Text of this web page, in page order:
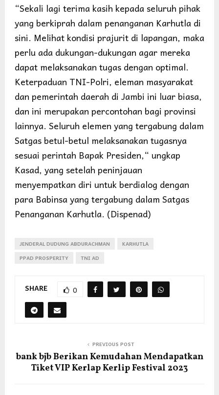
“Sekali lagi terima kasih kepada seluruh pihak
yang berkiprah dalam penanganan Karhutla di
sini. Melihat kondisi prajurit di lapangan, maka
perlu ada dukungan-dukungan agar mereka
dapat melaksanakan tugas dengan optimal.
Keterpaduan TNI-Polri, eleman masyarakat
dan pemerintah daerah di Jambi ini luar biasa,
dan ini merupakan percontohan bagi provinsi
lainnya. Seluruh elemen yang tergabung dalam
Satgas betul-betul melaksanakan tugasnya
sesuai perintah Bapak Presiden,“ ungkap
Kasad, yang setelah peninjauan
menyempatkan diri untuk berdialog dengan
para Babinsa yang tergabung dalam Satgas
Penanganan Karhutla. (Dispenad)
JENDERAL DUDUNG ABDURACHMAN
KARHUTLA
PPAD PROSPERITY
TNI AD
SHARE 0
PREVIOUS POST
bank bjb Berikan Kemudahan Mendapatkan
Tiket VIP Kerlap Kerlip Festival 2023